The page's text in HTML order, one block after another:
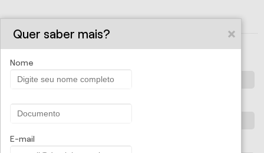
Nome
E-mail
Quer saber mais?
Nome
E-mail